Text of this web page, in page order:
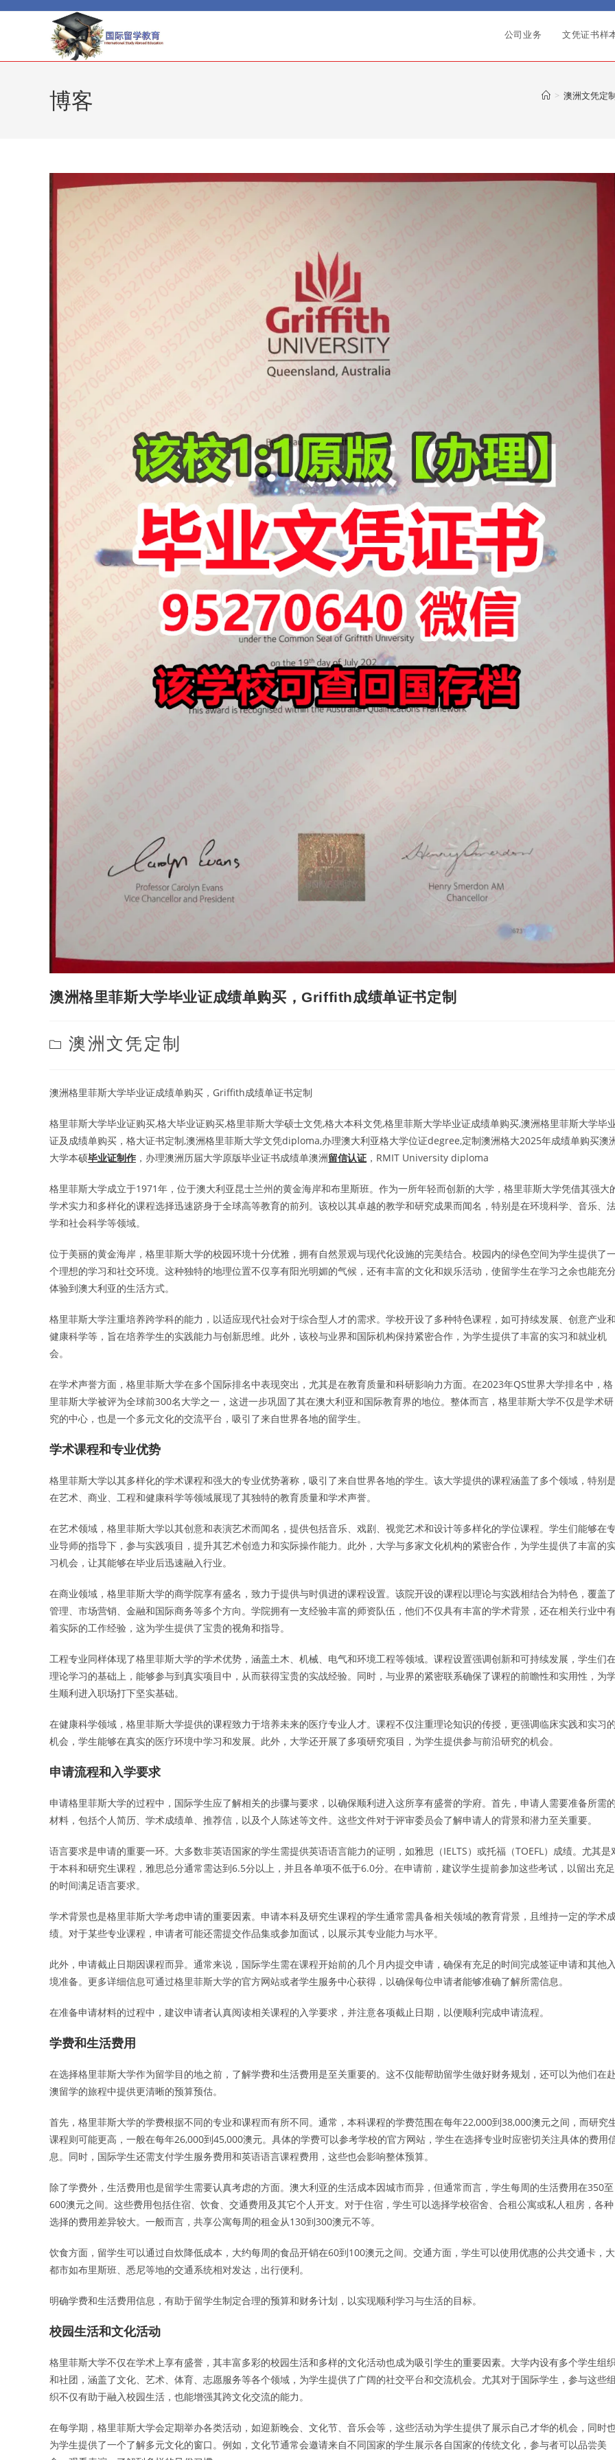
Skip
公司业务 文凭证书样
博客 > 澳洲文凭定
澳洲格里菲斯大学毕业证成绩单购买，Griffith成绩单证书定制
Post
category:
澳洲文凭定制
澳洲格里菲斯大学毕业证成绩单购买，Griffith成绩单证书定制
格里菲斯大学毕业证购买,格大毕业证购买,格里菲斯大学硕士文凭,格大本科文凭,格里菲斯大学毕业证成绩单购买,澳洲格里菲斯大学毕
证及成绩单购买，格大证书定制,澳洲格里菲斯大学文凭diploma,办理澳大利亚格大学位证degree,定制澳洲格大2025年成绩单购买澳
大学本硕毕业证制作 ，办理澳洲历届大学原版毕业证书成绩单澳洲留信认证 ，RMIT University diploma
格里菲斯大学成立于1971年，位于澳大利亚昆士兰州的黄金海岸和布里斯班。作为一所年轻而创新的大学，格里菲斯大学凭借其强大
学术实力和多样化的课程选择迅速跻身于全球高等教育的前列。该校以其卓越的教学和研究成果而闻名，特别是在环境科学、音乐、
学和社会科学等领域。
位于美丽的黄金海岸，格里菲斯大学的校园环境十分优雅，拥有自然景观与现代化设施的完美结合。校园内的绿色空间为学生提供了
个理想的学习和社交环境。这种独特的地理位置不仅享有阳光明媚的气候，还有丰富的文化和娱乐活动，使留学生在学习之余也能充
体验到澳大利亚的生活方式。
格里菲斯大学注重培养跨学科的能力，以适应现代社会对于综合型人才的需求。学校开设了多种特色课程，如可持续发展、创意产业和
健康科学等，旨在培养学生的实践能力与创新思维。此外，该校与业界和国际机构保持紧密合作，为学生提供了丰富的实习和就业机
会。
在学术声誉方面，格里菲斯大学在多个国际排名中表现突出，尤其是在教育质量和科研影响力方面。在2023年QS世界大学排名中，格
里菲斯大学被评为全球前300名大学之一，这进一步巩固了其在澳大利亚和国际教育界的地位。整体而言，格里菲斯大学不仅是学术研
究的中心，也是一个多元文化的交流平台，吸引了来自世界各地的留学生。
学术课程和专业优势
格里菲斯大学以其多样化的学术课程和强大的专业优势著称，吸引了来自世界各地的学生。该大学提供的课程涵盖了多个领域，特别是
在艺术、商业、工程和健康科学等领域展现了其独特的教育质量和学术声誉。
在艺术领域，格里菲斯大学以其创意和表演艺术而闻名，提供包括音乐、戏剧、视觉艺术和设计等多样化的学位课程。学生们能够在
业导师的指导下，参与实践项目，提升其艺术创造力和实际操作能力。此外，大学与多家文化机构的紧密合作，为学生提供了丰富的
习机会，让其能够在毕业后迅速融入行业。
在商业领域，格里菲斯大学的商学院享有盛名，致力于提供与时俱进的课程设置。该院开设的课程以理论与实践相结合为特色，覆盖了
管理、市场营销、金融和国际商务等多个方向。学院拥有一支经验丰富的师资队伍，他们不仅具有丰富的学术背景，还在相关行业中
着实际的工作经验，这为学生提供了宝贵的视角和指导。
工程专业同样体现了格里菲斯大学的学术优势，涵盖土木、机械、电气和环境工程等领域。课程设置强调创新和可持续发展，学生们
理论学习的基础上，能够参与到真实项目中，从而获得宝贵的实战经验。同时，与业界的紧密联系确保了课程的前瞻性和实用性，为
生顺利进入职场打下坚实基础。
在健康科学领域，格里菲斯大学提供的课程致力于培养未来的医疗专业人才。课程不仅注重理论知识的传授，更强调临床实践和实习的
机会，学生能够在真实的医疗环境中学习和发展。此外，大学还开展了多项研究项目，为学生提供参与前沿研究的机会。
申请流程和入学要求
申请格里菲斯大学的过程中，国际学生应了解相关的步骤与要求，以确保顺利进入这所享有盛誉的学府。首先，申请人需要准备所需的
材料，包括个人简历、学术成绩单、推荐信，以及个人陈述等文件。这些文件对于评审委员会了解申请人的背景和潜力至关重要。
语言要求是申请的重要一环。大多数非英语国家的学生需提供英语语言能力的证明，如雅思（IELTS）或托福（TOEFL）成绩。尤其是
于本科和研究生课程，雅思总分通常需达到6.5分以上，并且各单项不低于6.0分。在申请前，建议学生提前参加这些考试，以留出充足
的时间满足语言要求。
学术背景也是格里菲斯大学考虑申请的重要因素。申请本科及研究生课程的学生通常需具备相关领域的教育背景，且维持一定的学术
绩。对于某些专业课程，申请者可能还需提交作品集或参加面试，以展示其专业能力与水平。
此外，申请截止日期因课程而异。通常来说，国际学生需在课程开始前的几个月内提交申请，确保有充足的时间完成签证申请和其他入
境准备。更多详细信息可通过格里菲斯大学的官方网站或者学生服务中心获得，以确保每位申请者能够准确了解所需信息。
在准备申请材料的过程中，建议申请者认真阅读相关课程的入学要求，并注意各项截止日期，以便顺利完成申请流程。
学费和生活费用
在选择格里菲斯大学作为留学目的地之前，了解学费和生活费用是至关重要的。这不仅能帮助留学生做好财务规划，还可以为他们在赴
澳留学的旅程中提供更清晰的预算预估。
首先，格里菲斯大学的学费根据不同的专业和课程而有所不同。通常，本科课程的学费范围在每年22,000到38,000澳元之间，而研究
课程则可能更高，一般在每年26,000到45,000澳元。具体的学费可以参考学校的官方网站，学生在选择专业时应密切关注具体的费用
息。同时，国际学生还需支付学生服务费用和英语语言课程费用，这些也会影响整体预算。
除了学费外，生活费用也是留学生需要认真考虑的方面。澳大利亚的生活成本因城市而异，但通常而言，学生每周的生活费用在350至
600澳元之间。这些费用包括住宿、饮食、交通费用及其它个人开支。对于住宿，学生可以选择学校宿舍、合租公寓或私人租房，各种
选择的费用差异较大。一般而言，共享公寓每周的租金从130到300澳元不等。
饮食方面，留学生可以通过自炊降低成本，大约每周的食品开销在60到100澳元之间。交通方面，学生可以使用优惠的公共交通卡，大
都市如布里斯班、悉尼等地的交通系统相对发达，出行便利。
明确学费和生活费用信息，有助于留学生制定合理的预算和财务计划，以实现顺利学习与生活的目标。
校园生活和文化活动
格里菲斯大学不仅在学术上享有盛誉，其丰富多彩的校园生活和多样的文化活动也成为吸引学生的重要因素。大学内设有多个学生组织
和社团，涵盖了文化、艺术、体育、志愿服务等各个领域，为学生提供了广阔的社交平台和交流机会。尤其对于国际学生，参与这些组
织不仅有助于融入校园生活，也能增强其跨文化交流的能力。
在每学期，格里菲斯大学会定期举办各类活动，如迎新晚会、文化节、音乐会等，这些活动为学生提供了展示自己才华的机会，同时
为学生提供了一个了解多元文化的窗口。例如，文化节通常会邀请来自不同国家的学生展示各自国家的传统文化，参与者可以品尝美